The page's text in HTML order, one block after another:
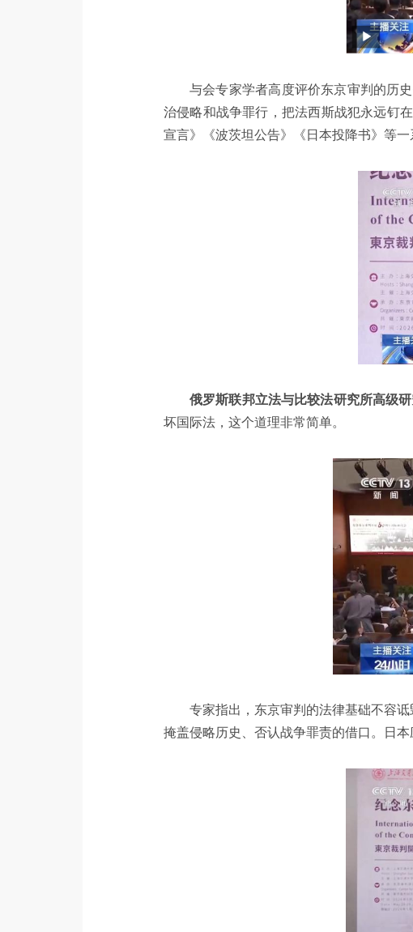
与会专家学者高度评价东京审判的历
治侵略和战争罪行，把法西斯战犯永远钉
宣言》《波茨坦公告》《日本投降书》等
俄罗斯联邦立法与比较法研究所高级
坏国际法，这个道理非常简单。
专家指出，东京审判的法律基础不容
掩盖侵略历史、否认战争罪责的借口。日